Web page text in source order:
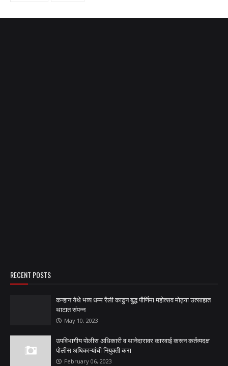
RECENT POSTS
कन्हान येथे भव्य धम्म रैली काढुन बुद्ध पौर्णिमा महोत्सव मोठ्या उत्साहात
थाटात संपन्न
May 10, 2023
उपविभागीय पोलीस अधिकारी व थानेदारावर कारवाई करून कर्तव्यदक्ष
पोलीस अधिकाऱ्यांची नियुक्ती करा
February 06, 2023